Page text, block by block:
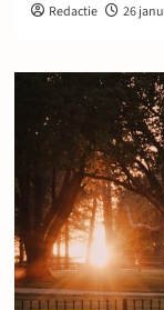
Redactie 26